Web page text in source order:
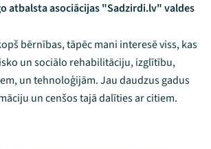
atbalsta asociācijas "Sadzirdi.lv" valdes
bērnības, tāpēc mani interesē viss, kas
un sociālo rehabilitāciju, izglītību,
un tehnoloģijām. Jau daudzus gadus
un cenšos tajā dalīties ar citiem.